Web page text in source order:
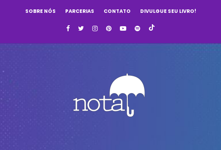
SOBRE NÓS PARCERIAS CONTATO DIVULGUE SEU LIVRO!